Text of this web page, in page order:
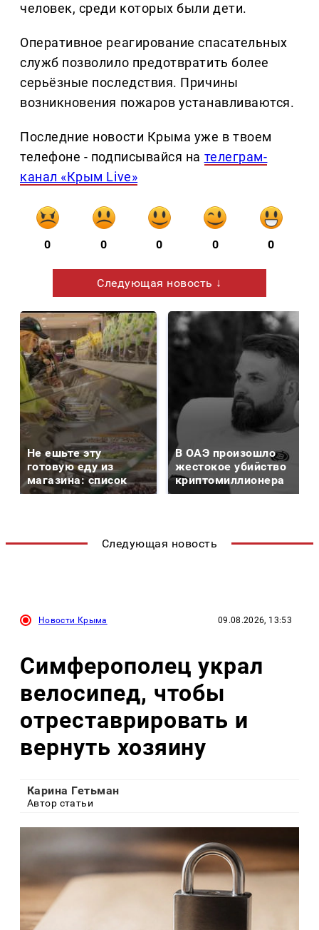
человек, среди которых были дети.
Оперативное реагирование спасательных
служб позволило предотвратить более
серьёзные последствия. Причины
возникновения пожаров устанавливаются.
Последние новости Крыма уже в твоем
телефоне - подписывайся на телеграм-
канал «Крым Live»
0 0 0 0 0
Следующая новость ↓
Не ешьте эту
готовую еду из
магазина: список
В ОАЭ произошло
жестокое убийство
криптомиллионера
Следующая новость
Новости Крыма 09.08.2026, 13:53
Симферополец украл
велосипед, чтобы
отреставрировать и
вернуть хозяину
Карина Гетьман
Автор статьи